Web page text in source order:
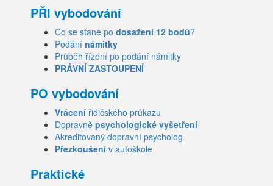
PŘI vybodování
Co se stane po dosažení 12 bodů?
Podání námitky
Průběh řízení po podání námitky
PRÁVNÍ ZASTOUPENÍ
PO vybodování
Vrácení řidičského průkazu
Dopravně psychologické vyšetření
Akreditovaný dopravní psycholog
Přezkoušení v autoškole
Praktické